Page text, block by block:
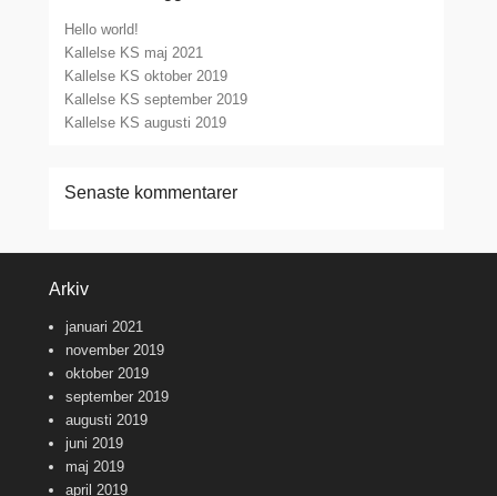
Hello world!
Kallelse KS maj 2021
Kallelse KS oktober 2019
Kallelse KS september 2019
Kallelse KS augusti 2019
Senaste kommentarer
Arkiv
januari 2021
november 2019
oktober 2019
september 2019
augusti 2019
juni 2019
maj 2019
april 2019